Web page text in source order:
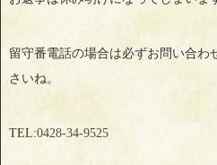
留守番電話の場合は必ずお問い合わ
さいね。
TEL:0428‐34‐9525